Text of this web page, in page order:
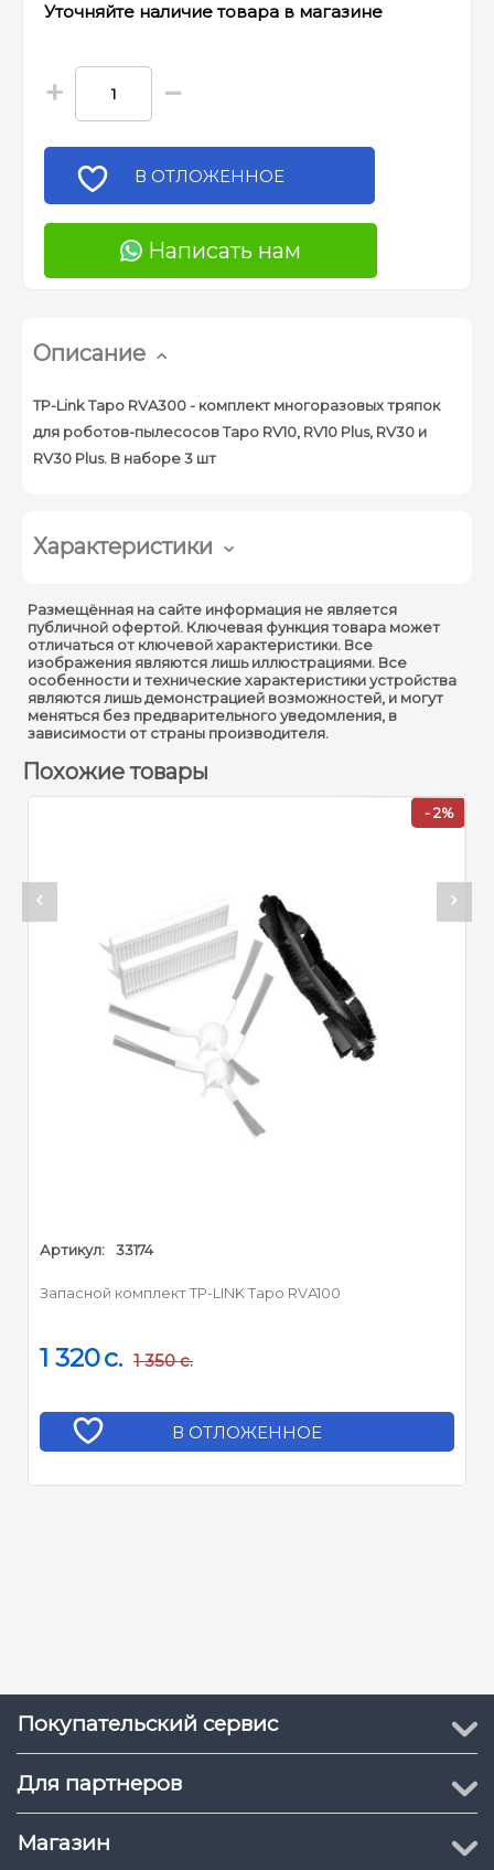
Уточняйте наличие товара в магазине
+ −
В ОТЛОЖЕННОЕ
Написать нам
Описание
TP-Link Tapo RVA300 - комплект многоразовых тряпок
для роботов-пылесосов Tapo RV10, RV10 Plus, RV30 и
RV30 Plus. В наборе 3 шт
Характеристики
Размещённая на сайте информация не является
публичной офертой. Ключевая функция товара может
отличаться от ключевой характеристики. Все
изображения являются лишь иллюстрациями. Все
особенности и технические характеристики устройства
являются лишь демонстрацией возможностей, и могут
меняться без предварительного уведомления, в
зависимости от страны производителя.
Похожие товары
- 2%
Артикул: 33174
Запасной комплект TP-LINK Tapo RVA100
1 320c. 1 350 c.
В ОТЛОЖЕННОЕ
Покупательский сервис
Для партнеров
Магазин